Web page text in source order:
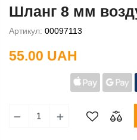
Шланг 8 мм
Артикул: 00097113
55.00 UAH